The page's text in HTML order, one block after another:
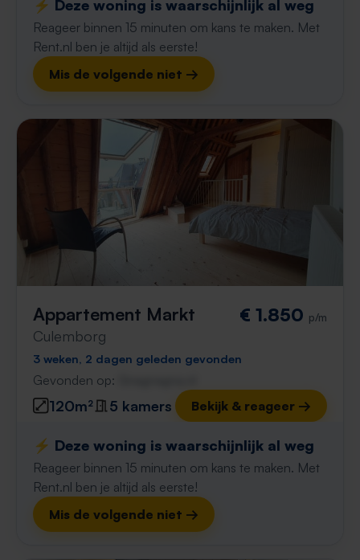
⚡️ Deze woning is waarschijnlijk al weg
Reageer binnen 15 minuten om kans te maken. Met
Rent.nl ben je altijd als eerste!
Mis de volgende niet →
Appartement Markt
Culemborg
€ 1.850 p/m
3 weken, 2 dagen geleden gevonden
Gevonden op:
120m² 5 kamers Bekijk & reageer →
⚡️ Deze woning is waarschijnlijk al weg
Reageer binnen 15 minuten om kans te maken. Met
Rent.nl ben je altijd als eerste!
Mis de volgende niet →